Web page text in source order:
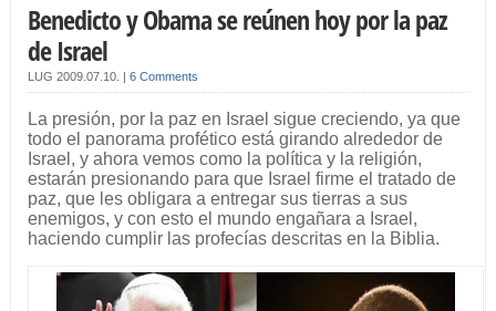
Benedicto y Obama se reúnen hoy por la paz
de Israel
LUG 2009.07.10. 6 Comments
La presión, por la paz en Israel sigue creciendo, ya que
todo el panorama profético está girando alrededor de
Israel, y ahora vemos como la política y la religión,
estarán presionando para que Israel firme el tratado de
paz, que les obligara a entregar sus tierras a sus
enemigos, y con esto el mundo engañara a Israel,
haciendo cumplir las profecías descritas en la Biblia.